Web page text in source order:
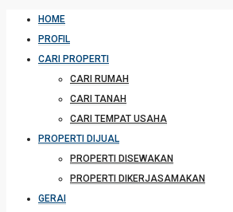
HOME
PROFIL
CARI PROPERTI
CARI RUMAH
CARI TANAH
CARI TEMPAT USAHA
PROPERTI DIJUAL
PROPERTI DISEWAKAN
PROPERTI DIKERJASAMAKAN
GERAI